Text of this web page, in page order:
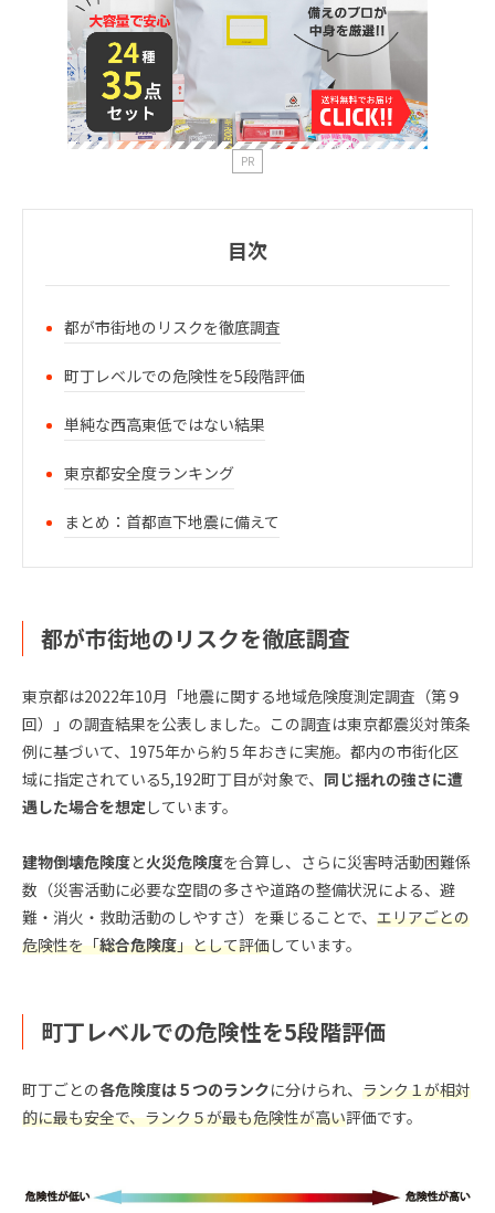
PR
目次
都が市街地のリスクを徹底調査
町丁レベルでの危険性を5段階評価
単純な西高東低ではない結果
東京都安全度ランキング
まとめ：首都直下地震に備えて
都が市街地のリスクを徹底調査
東京都は2022年10月「地震に関する地域危険度測定調査（第９
回）」の調査結果を公表しました。この調査は東京都震災対策条
例に基づいて、1975年から約５年おきに実施。都内の市街化区
域に指定されている5,192町丁目が対象で、 同じ揺れの強さに遭
遇した場合を想定しています。
建物倒壊危険度と火災危険度を合算し、さらに災害時活動困難係
数（災害活動に必要な空間の多さや道路の整備状況による、避
難・消火・救助活動のしやすさ）を乗じることで、 エリアごとの
危険性を「総合危険度」として評価しています。
町丁レベルでの危険性を5段階評価
町丁ごとの各危険度は５つのランクに分けられ、 ランク１が相対
的に最も安全で、ランク５が最も危険性が高い評価です。